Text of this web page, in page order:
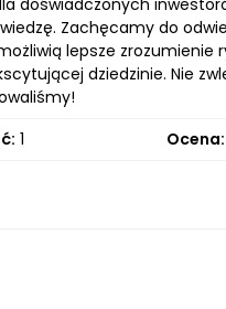
Zachęcamy do
lepsze zrozumienie
dziedzinie. Nie
1 Ocena: